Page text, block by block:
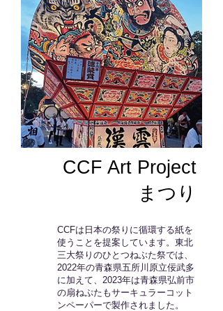
CCF Art Project
まつり
CCFは日本の祭りに循環する紙を
使うことを提案しています。東北
三大祭りのひとつねぶた祭では、
2022年の青森県五所川原立佞武多
に加えて、2023年は青森県弘前市
の扇ねぷたもサーキュラーコット
ンペーパーで製作されました。